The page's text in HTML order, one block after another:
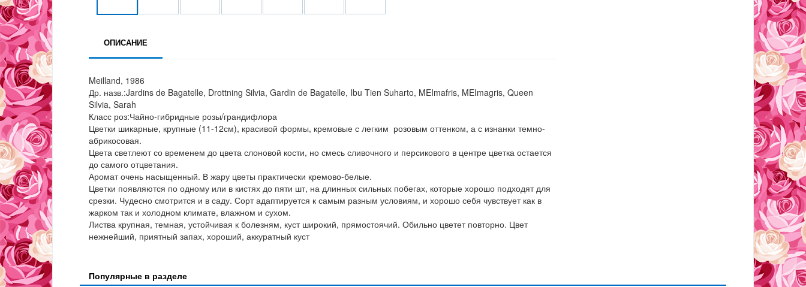
ОПИСАНИЕ
Meilland, 1986
Др. назв.:Jardins de Bagatelle, Drottning Silvia, Gardin de Bagatelle, Ibu Tien Suharto, MEImafris, MEImagris, Queen
Silvia, Sarah
Класс роз:Чайно-гибридные розы/грандифлора
Цветки шикарные, крупные (11-12см), красивой формы, кремовые с легким розовым оттенком, а с изнанки темно-
абрикосовая.
Цвета светлеют со временем до цвета слоновой кости, но смесь сливочного и персикового в центре цветка остается
до самого отцветания.
Аромат очень насыщенный. В жару цветы практически кремово-белые.
Цветки появляются по одному или в кистях до пяти шт, на длинных сильных побегах, которые хорошо подходят для
срезки. Чудесно смотрится и в саду. Сорт адаптируется к самым разным условиям, и хорошо себя чувствует как в
жарком так и холодном климате, влажном и сухом.
Листва крупная, темная, устойчивая к болезням, куст широкий, прямостоячий. Обильно цветет повторно. Цвет
нежнейший, приятный запах, хороший, аккуратный куст
Популярные в разделе